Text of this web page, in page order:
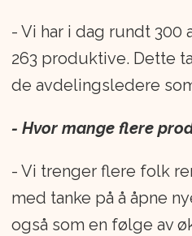
- Vi har i dag rundt 300
263 produktive. Dette
de avdelingsledere
- Hvor mange flere
- Vi trenger flere folk
med tanke på å åpne
også som en følge av